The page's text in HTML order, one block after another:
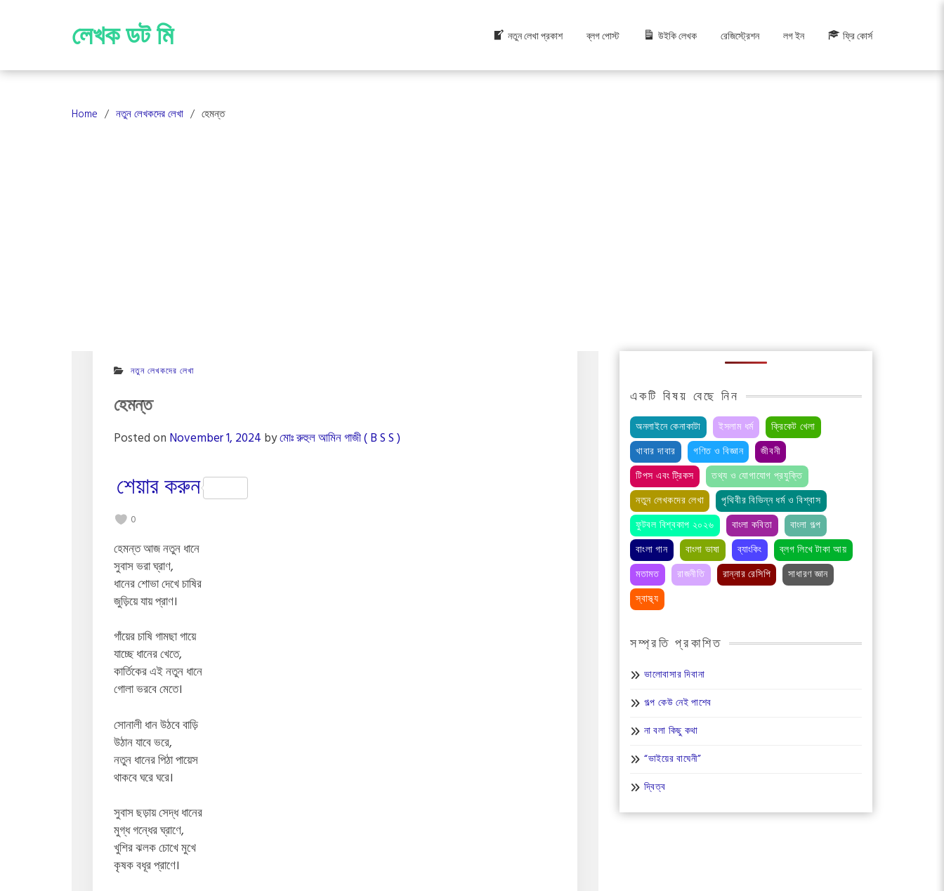
লেখক ডট মি নতুন লেখা প্রকাশ ব্লগ পোস্ট উইকি লেখক রেজিস্ট্রেশন লগ ইন ফ্রি কোর্স
Home নতুন লেখকদের লেখা হেমন্ত
নতুন লেখকদের লেখা
হেমন্ত
Posted on November 1, 2024 byমোঃ রুহুল আমিন গাজী ( B S S )
শেয়ার করুন
0
হেমন্ত আজ নতুন ধানে
সুবাস ভরা ঘ্রাণ,
ধানের শোভা দেখে চাষির
জুড়িয়ে যায় প্রাণ।
গাঁয়ের চাষি গামছা গায়ে
যাচ্ছে ধানের খেতে,
কার্তিকের এই নতুন ধানে
গোলা ভরবে মেতে।
সোনালী ধান উঠবে বাড়ি
উঠান যাবে ভরে,
নতুন ধানের পিঠা পায়েস
থাকবে ঘরে ঘরে।
সুবাস ছড়ায় সেদ্ধ ধানের
মুগ্ধ গন্ধের ঘ্রাণে,
খুশির ঝলক চোখে মুখে
কৃষক বধূর প্রাণে।
একটি বিষয় বেছে নিন
অনলাইনে কেনাকাটা
ইসলাম ধর্ম
ক্রিকেট খেলা
খাবার দাবার
গণিত ও বিজ্ঞান
জীবনী
টিপস এবং ট্রিকস
তথ্য ও যোগাযোগ প্রযুক্তি
নতুন লেখকদের লেখা
পৃথিবীর বিভিন্ন ধর্ম ও বিশ্বাস
ফুটবল বিশ্বকাপ ২০২৬
বাংলা কবিতা
বাংলা গল্প
বাংলা গান
বাংলা ভাষা ব্যাংকিং
ব্লগ লিখে টাকা আয়
মতামত
রাজনীতি রান্নার রেসিপি
সাধারণ জ্ঞান
স্বাস্থ্য
সম্প্রতি প্রকাশিত
ভালোবাসার দিবানা
গল্প কেউ নেই পাশেব
না বলা কিছু কথা
“ভাইয়ের বাঘেনী”
দ্বিত্ব